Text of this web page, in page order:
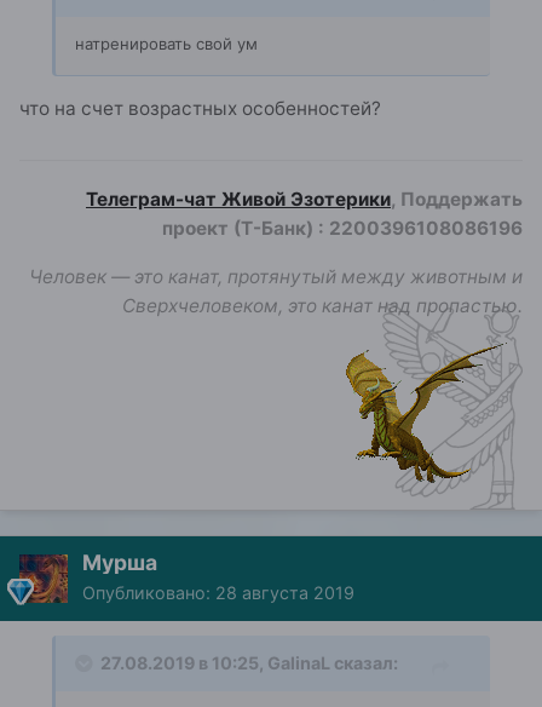
натренировать свой ум
что на счет возрастных особенностей?
Телеграм-чат Живой Эзотерики, Поддержать
проект (Т-Банк) : 2200396108086196
Человек — это канат, протянутый между животным и
Сверхчеловеком, это канат над пропастью.
Мурша
Опубликовано: 28 августа 2019
27.08.2019 в 10:25, GalinaL сказал: